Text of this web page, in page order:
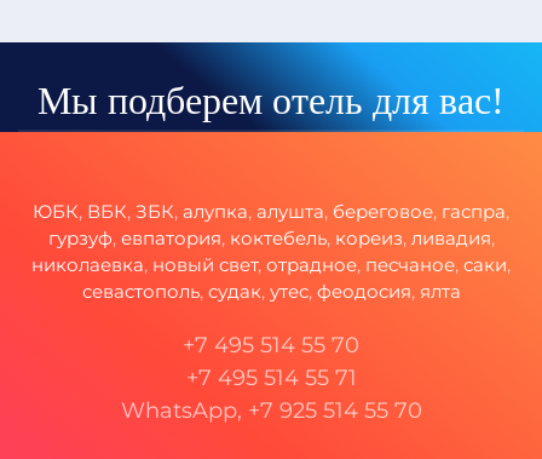
Мы подберем отель для вас!
ЮБК, ВБК, ЗБК, алупка, алушта, береговое, гаспра,
гурзуф, евпатория, коктебель, кореиз, ливадия,
николаевка, новый свет, отрадное, песчаное, саки,
севастополь, судак, утес, феодосия, ялта
+7 495 514 55 70
+7 495 514 55 71
WhatsApp, +7 925 514 55 70